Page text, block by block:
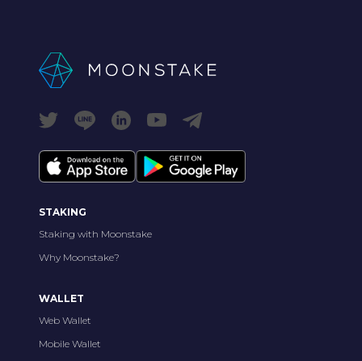
STAKING
Staking with Moonstake
Why Moonstake?
WALLET
Web Wallet
Mobile Wallet